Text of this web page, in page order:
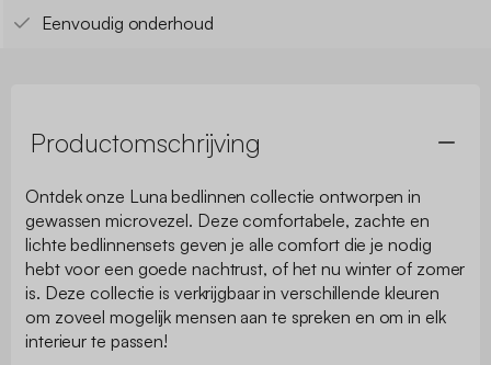
Eenvoudig onderhoud
Productomschrijving
Ontdek onze Luna bedlinnen collectie ontworpen in
gewassen microvezel. Deze comfortabele, zachte en
lichte bedlinnensets geven je alle comfort die je nodig
hebt voor een goede nachtrust, of het nu winter of zomer
is. Deze collectie is verkrijgbaar in verschillende kleuren
om zoveel mogelijk mensen aan te spreken en om in elk
interieur te passen!